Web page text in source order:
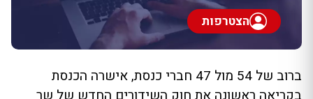
הצטרפות
ברוב של 54 מול 47 חברי כנסת, אישרה הכנסת